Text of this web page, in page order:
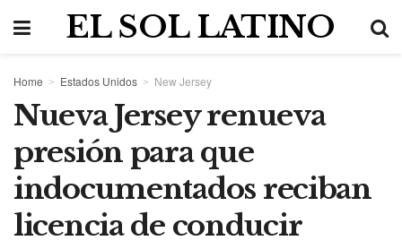
EL SOL LATINO
Home Estados Unidos New Jersey
Nueva Jersey renueva
presión para que
indocumentados reciban
licencia de conducir